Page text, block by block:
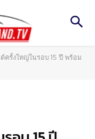
ครั้งใหญ่ในรอบ 15 ปี พร้อม